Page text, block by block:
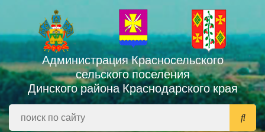
Администрация Красносельского
сельского поселения
Динского района Краснодарского края